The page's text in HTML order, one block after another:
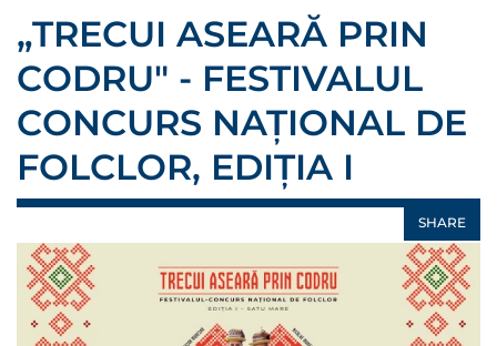
„TRECUI ASEARĂ PRIN
CODRU" - FESTIVALUL
CONCURS NAȚIONAL DE
FOLCLOR, EDIȚIA I
SHARE